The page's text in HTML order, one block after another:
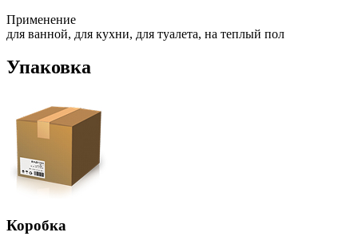
Применение
для ванной, для кухни, для туалета, на теплый пол
Упаковка
Коробка